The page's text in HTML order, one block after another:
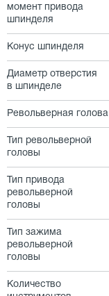
момент привода
шпинделя
Конус шпинделя
Диаметр отверстия
в шпинделе
Револьверная голова
Тип револьверной
головы
Тип привода
револьверной
головы
Тип зажима
револьверной
головы
Количество